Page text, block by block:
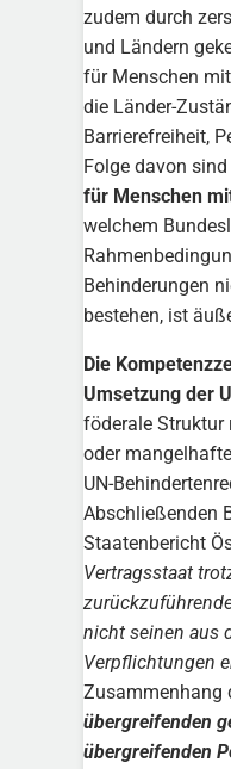
zudem durch
und Ländern
für Menschen
die Länder-
Barrierefreiheit,
Folge davon sind
für Menschen
welchem
Behinderungen
bestehen, ist
Die
Umsetzung der
föderale Struktur
oder
UN-
Abschließenden
Staatenbericht
Vertragsstaat
nicht seinen aus
Verpflichtungen
Zusammenhang
übergreifenden
übergreifenden